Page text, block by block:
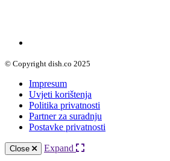
© Copyright dish.co 2025
Impresum
Uvjeti korištenja
Politika privatnosti
Partner za suradnju
Postavke privatnosti
Close Expand